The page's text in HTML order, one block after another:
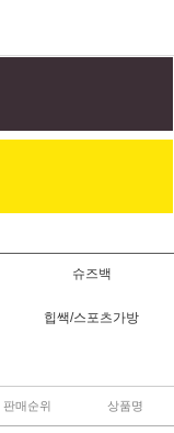
슈즈백
힙쌕/스포츠가방
판매순위 상품명